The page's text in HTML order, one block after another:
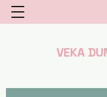
VEKA